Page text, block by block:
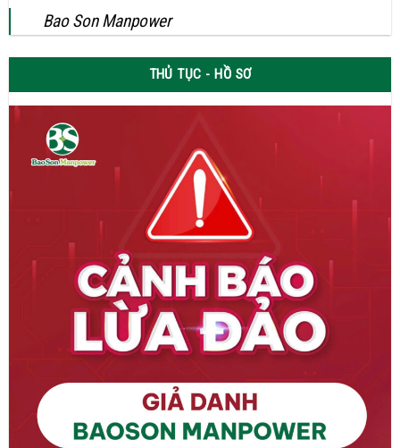
Bao Son Manpower
THỦ TỤC - HỒ SƠ